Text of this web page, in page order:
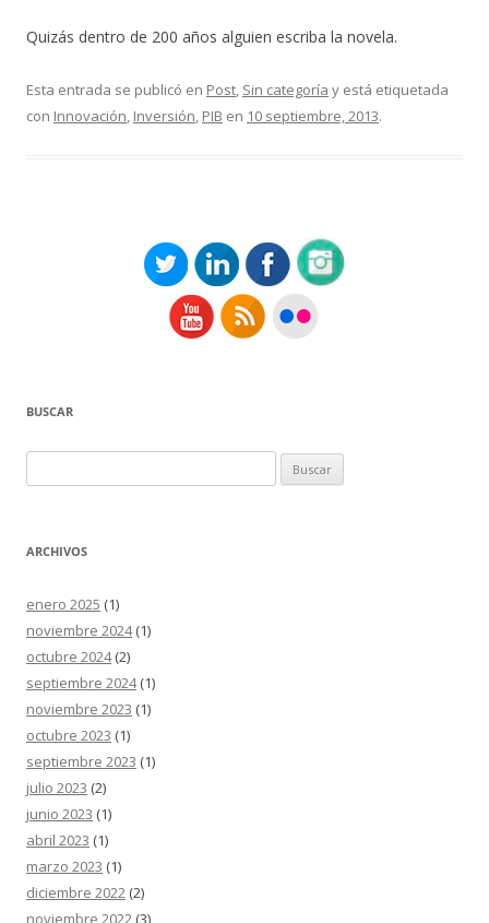
Quizás dentro de 200 años alguien escriba la novela.
Esta entrada se publicó en Post, Sin categoría y está etiquetada
con Innovación, Inversión, PIB en 10 septiembre, 2013.
BUSCAR
ARCHIVOS
enero 2025 (1)
noviembre 2024(1)
octubre 2024(2)
septiembre 2024(1)
noviembre 2023 (1)
octubre 2023 (1)
septiembre 2023 (1)
julio 2023 (2)
junio 2023 (1)
abril 2023 (1)
marzo 2023 (1)
diciembre 2022 (2)
noviembre 2022 (3)